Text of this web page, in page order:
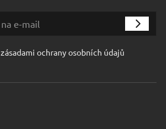
zásadami ochrany osobních údajů